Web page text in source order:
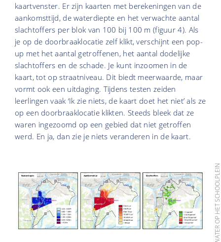
kaartvenster. Er zijn kaarten met berekeningen van de
aankomsttijd, de waterdiepte en het verwachte aantal
slachtoffers per blok van 100 bij 100 m (figuur 4). Als
je op de doorbraaklocatie zelf klikt, verschijnt een pop-
up met het aantal getroffenen, het aantal dodelijke
slachtoffers en de schade. Je kunt inzoomen in de
kaart, tot op straatniveau. Dit biedt meerwaarde, maar
vormt ook een uitdaging. Tijdens testen zeiden
leerlingen vaak ‘Ik zie niets, de kaart doet het niet’ als ze
op een doorbraaklocatie klikten. Steeds bleek dat ze
waren ingezoomd op een gebied dat niet getroffen
werd. En ja, dan zie je niets veranderen in de kaart.
BRON: WATER OP HET SCHOOLPLEIN